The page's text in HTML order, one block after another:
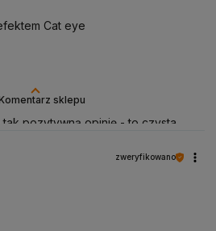
sklepu
tak pozytywną opinię - to czysta
Cat eye
zweryfikowano